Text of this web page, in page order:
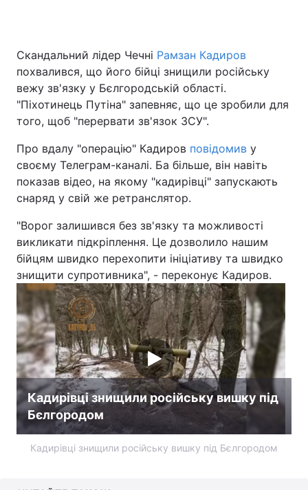
Скандальний лідер Чечні Рамзан Кадиров
похвалився, що його бійці знищили російську
вежу зв'язку у Бєлгородській області.
"Піхотинець Путіна" запевняє, що це зробили для
того, щоб "перервати зв'язок ЗСУ".
Про вдалу "операцію" Кадиров повідомив у
своєму Телеграм-каналі. Ба більше, він навіть
показав відео, на якому "кадирівці" запускають
снаряд у свій же ретранслятор.
"Ворог залишився без зв'язку та можливості
викликати підкріплення. Це дозволило нашим
бійцям швидко перехопити ініціативу та швидко
знищити супротивника", - переконує Кадиров.
Кадирівці знищили російську вишку під
Бєлгородом
Кадирівці знищили російську вишку під Бєлгородом